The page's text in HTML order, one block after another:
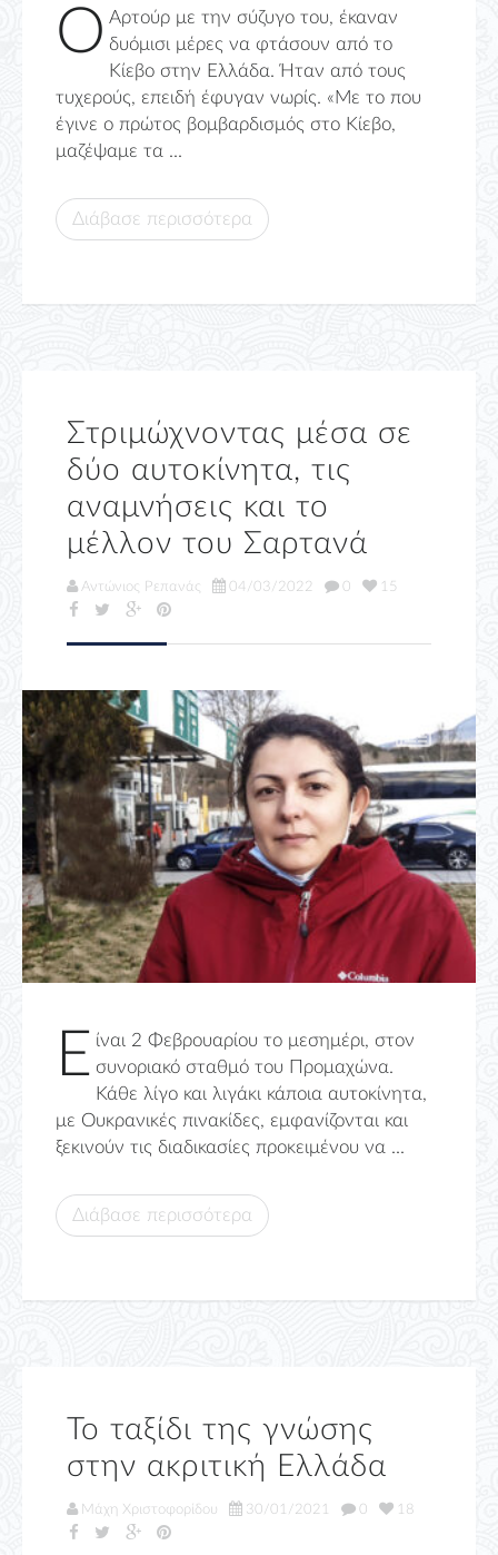
Ο Αρτούρ με την σύζυγο του, έκαναν
δυόμισι μέρες να φτάσουν από το
Κίεβο στην Ελλάδα. Ήταν από τους
τυχερούς, επειδή έφυγαν νωρίς. «Με το που
έγινε ο πρώτος βομβαρδισμός στο Κίεβο,
μαζέψαμε τα ...
Διάβασε περισσότερα
Στριμώχνοντας μέσα σε
δύο αυτοκίνητα, τις
αναμνήσεις και το
μέλλον του Σαρτανά
Αντώνιος Ρεπανάς 04/03/2022 0 15
Ε ίναι 2 Φεβρουαρίου το μεσημέρι, στον
συνοριακό σταθμό του Προμαχώνα.
Κάθε λίγο και λιγάκι κάποια αυτοκίνητα,
με Ουκρανικές πινακίδες, εμφανίζονται και
ξεκινούν τις διαδικασίες προκειμένου να ...
Διάβασε περισσότερα
Το ταξίδι της γνώσης
στην ακριτική Ελλάδα
Μάχη Χριστοφορίδου 30/01/2021 0 18